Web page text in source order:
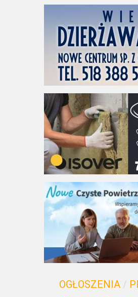
OGŁOSZENIA /